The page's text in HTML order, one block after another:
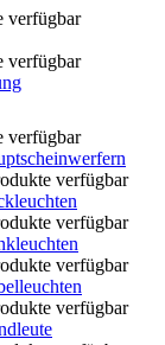
verfügbar
verfügbar
verfügbar
verfügbar
verfügbar
verfügbar
verfügbar